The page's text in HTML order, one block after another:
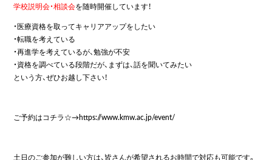
学校説明会・相談会を随時開催しています！
・医療資格を取ってキャリアアップをしたい
・転職を考えている
・再進学を考えているが、勉強が不安
・資格を調べている段階だが、まずは、話を聞いてみたい
という方、ぜひお越し下さい！
ご予約はコチラ☆→https://www.kmw.ac.jp/event/
土日のご参加が難しい方は、皆さんが希望されるお時間で対応も可能です。